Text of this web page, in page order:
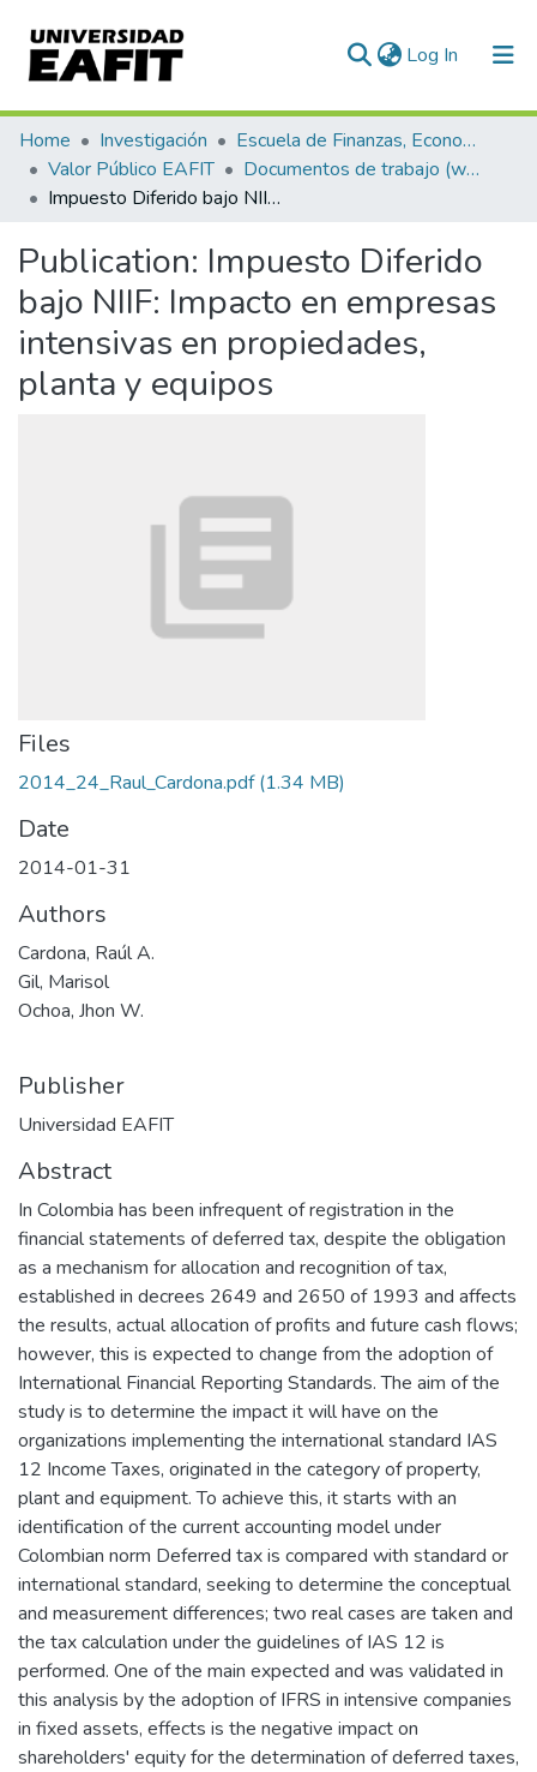
Log In (current)
Communities & Collections
All of DSpace
Home Investigación
Escuela de Finanzas, Economía y Gobierno
Valor Público EAFIT
Documentos de trabajo (working papers)
Impuesto Diferido bajo NIIF: Impacto en empresas intensivas en propiedades, planta y equipos
Publication: Impuesto Diferido
bajo NIIF: Impacto en empresas
intensivas en propiedades,
planta y equipos
Files
2014_24_Raul_Cardona.pdf(1.34 MB)
Date
2014-01-31
Authors
Cardona, Raúl A.
Gil, Marisol
Ochoa, Jhon W.
Publisher
Universidad EAFIT
Abstract
In Colombia has been infrequent of registration in the
financial statements of deferred tax, despite the obligation
as a mechanism for allocation and recognition of tax,
established in decrees 2649 and 2650 of 1993 and affects
the results, actual allocation of profits and future cash flows;
however, this is expected to change from the adoption of
International Financial Reporting Standards. The aim of the
study is to determine the impact it will have on the
organizations implementing the international standard IAS
12 Income Taxes, originated in the category of property,
plant and equipment. To achieve this, it starts with an
identification of the current accounting model under
Colombian norm Deferred tax is compared with standard or
international standard, seeking to determine the conceptual
and measurement differences; two real cases are taken and
the tax calculation under the guidelines of IAS 12 is
performed. One of the main expected and was validated in
this analysis by the adoption of IFRS in intensive companies
in fixed assets, effects is the negative impact on
shareholders' equity for the determination of deferred taxes,